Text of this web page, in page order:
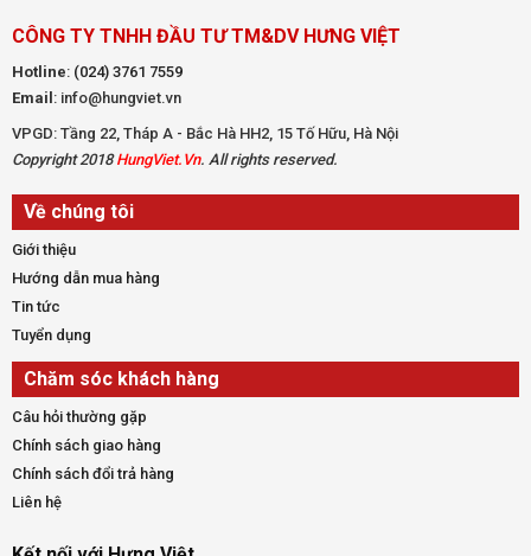
CÔNG TY TNHH ĐẦU TƯ TM&DV HƯNG VIỆT
Hotline: (024) 3761 7559
Email : info@hungviet.vn
VPGD: Tầng 22, Tháp A - Bắc Hà HH2, 15 Tố Hữu, Hà Nội
Copyright 2018HungViet.Vn. All rights reserved.
Về chúng tôi
Giới thiệu
Hướng dẫn mua hàng
Tin tức
Tuyển dụng
Chăm sóc khách hàng
Câu hỏi thường gặp
Chính sách giao hàng
Chính sách đổi trả hàng
Liên hệ